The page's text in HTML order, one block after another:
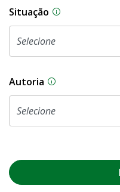
Situação Na CLDF, as
Autoria As